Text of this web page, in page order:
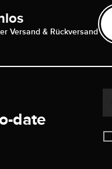
Versand & Rückversand
date